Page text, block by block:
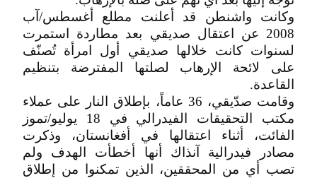
وكانت واشنطن قد أعلنت مطلع أغسطس/آب
2008 عن اعتقال صديقي بعد مطاردة استمرت
لسنوات كانت خلالها صديقي أول امرأة تُصنّف
على لائحة الإرهاب لصلتها المفترضة بتنظيم
القاعدة.
وقامت صدّيقي، 36 عاماً، بإطلاق النار على عملاء
مكتب التحقيقات الفيدرالي في 18 يوليو/تموز
الفائت، أثناء اعتقالها في أفغانستان، وذكرت
مصادر فيدرالية آنذاك أنها أخطأت الهدف ولم
تصب أي من المحققين، الذين تمكنوا من إطلاق